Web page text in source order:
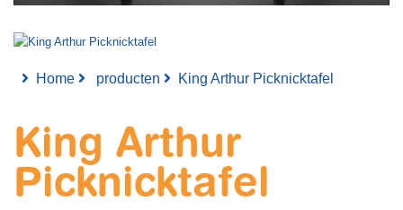
Home producten King Arthur Picknicktafel
King Arthur
Picknicktafel